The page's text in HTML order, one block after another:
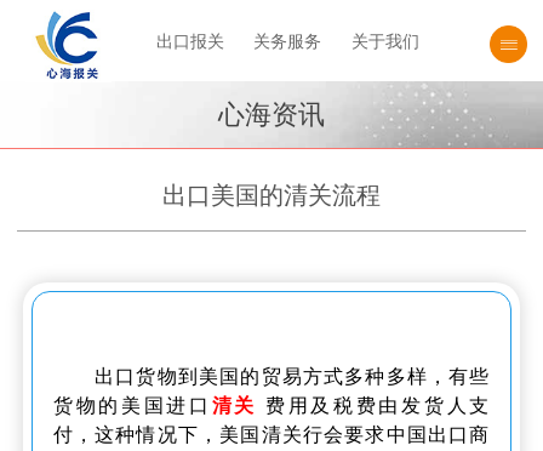
出口报关 关务服务 关于我们
心海资讯
出口美国的清关流程
出口货物到美国的贸易方式多种多样，有些
货物的美国进口 清关
费用及税费由发货人支
付，这种情况下，美国清关行会要求中国出口商